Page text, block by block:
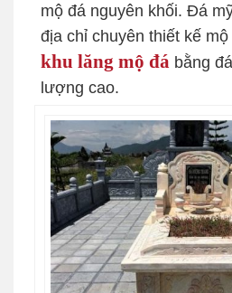
mộ đá nguyên khối. Đá
địa chỉ chuyên thiết kế mộ
khu lăng mộ đá bằng
lượng cao.